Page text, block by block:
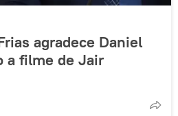
agradece Daniel
a filme de Jair